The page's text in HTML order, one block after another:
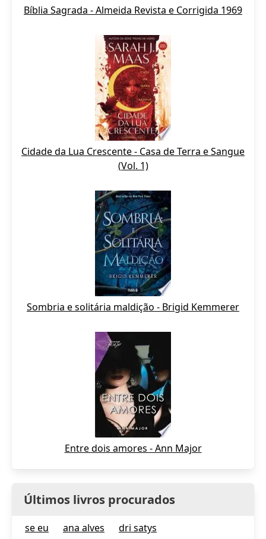
Bíblia Sagrada - Almeida Revista e Corrigida 1969
Cidade da Lua Crescente - Casa de Terra e Sangue
(Vol. 1)
Sombria e solitária maldição - Brigid Kemmerer
Entre dois amores - Ann Major
Últimos livros procurados
se eu ana alves dri satys